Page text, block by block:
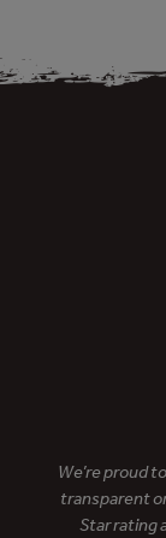
We’re proud
transparent
Star rating